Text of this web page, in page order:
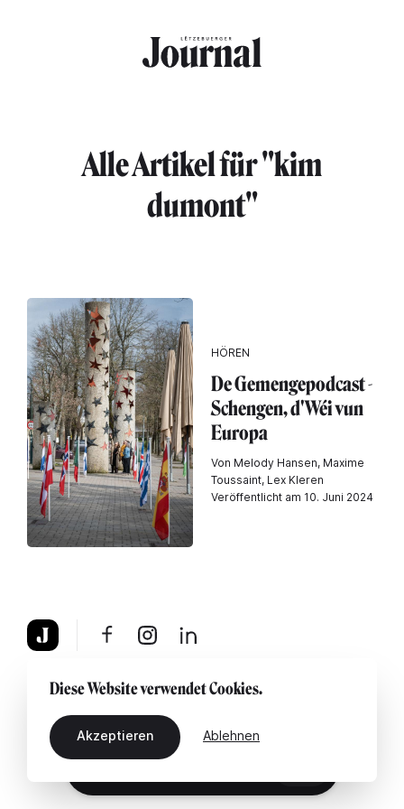
Alle Artikel für "kim
dumont"
HÖREN
De Gemengepodcast -
Schengen, d'Wéi vun
Europa
Von Melody Hansen, Maxime
Toussaint, Lex Kleren
Veröffentlicht am 10. Juni 2024
Über uns Rechtshinweis Kontaktiere uns
Diese Website verwendet Cookies.
Akzeptieren Ablehnen